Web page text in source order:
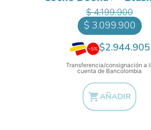
$ 4.199.900
$ 3.099.900
-5% $2.944.905
Transferencia/consignación a
cuenta de Bancolombia
AÑADIR